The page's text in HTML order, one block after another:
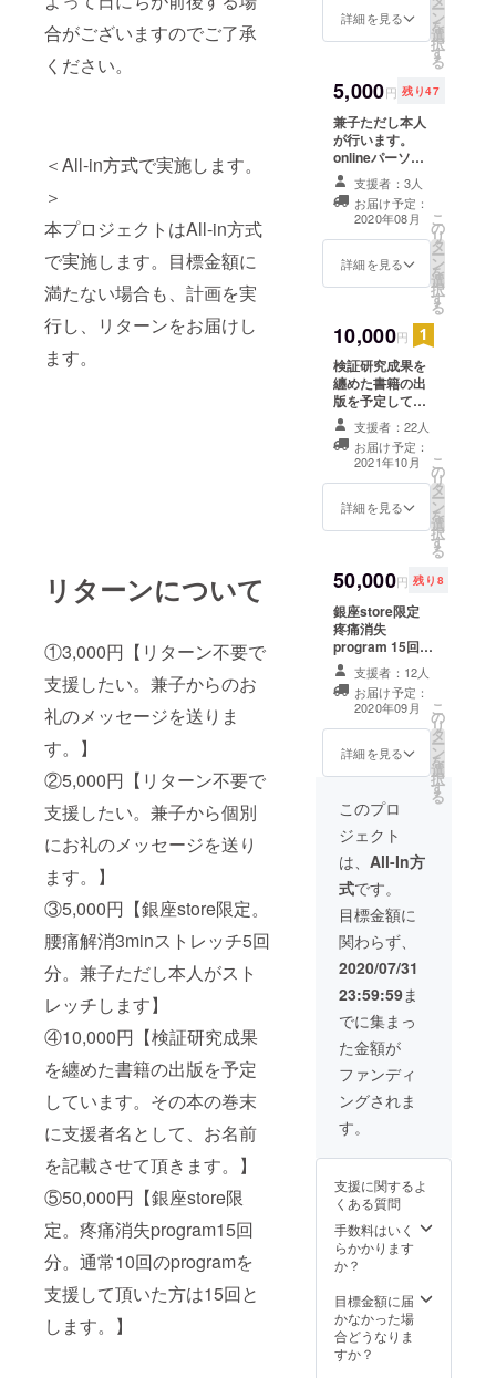
合がございますのでご了承
ください。
＜All-in方式で実施します。
＞
本プロジェクトはAll-in方式
で実施します。目標金額に
満たない場合も、計画を実
行し、リターンをお届けし
ます。
リターンについて
①3,000円【リターン不要で
支援したい。兼子からのお
礼のメッセージを送りま
す。】
②5,000円【リターン不要で
支援したい。兼子から個別
にお礼のメッセージを送り
ます。】
③5,000円【銀座store限定。
腰痛解消3minストレッチ5回
分。兼子ただし本人がスト
レッチします】
④10,000円【検証研究成果
を纏めた書籍の出版を予定
しています。その本の巻末
に支援者名として、お名前
を記載させて頂きます。】
⑤50,000円【銀座store限
定。疼痛消失program15回
分。通常10回のprogramを
支援して頂いた方は15回と
します。】
お一人別々の
詳細を見る ー
ン
を
選
択
す
る
5,000円 残り47
兼子ただし本人
が行います。
onlineパーソナ
ルレッスン！ 銀
座storeに行けな
いけど、兼子か
らストレッチや
痛み改善の指導
を受けたい。 そ
本人がレク
チャーします。
こちら1度の支援
につき、レッス
ンを2回行いま
す。 有効期限：
2020年8月〜
2020年12月
支援者：3人
お届け予定：
2020年08月
詳細を見る
こ
の
リ
タ
ー
ン
を
選
択
す
る
10,000円
検証研究成果を
纏めた書籍の出
版を予定してい
ます。 その本の
巻末に支援者名
として、お名前
を記載させて頂
きます。 「※支
援時、必ず備考
支援者：22人
お届け予定：
2021年10月
詳細を見る
こ
の
リ
タ
ー
ン
を
選
択
す
る
50,000円 残り8
銀座store限定
疼痛消失
program 15回分
通常10回の
programを支援
して頂いた方は
15回とします。
こちらは銀座
store（東京都中
央区銀座1-19-15
社ビル1F）のみ
有効となりま
す。 有効期限：
2020年9月〜
2021年3月
支援者：12人
お届け予定：
2020年09月
詳細を見る
こ
の
リ
タ
ー
ン
を
選
択
す
る
このプロ
ジェクト
は、 All-In方
式です。
目標金額に
関わらず、
2020/07/31
23:59:59ま
でに集まっ
た金額が
ファンディ
ングされま
す。
支援に関するよ
くある質問
手数料はいく
らかかります
か？
目標金額に届
かなかった場
合どうなりま
すか？